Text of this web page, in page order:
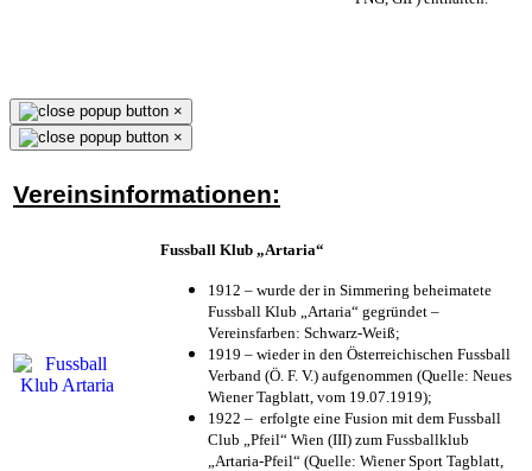
×
×
Vereinsinformationen:
Fussball Klub „Artaria“
1912 – wurde der in Simmering beheimatete
Fussball Klub „Artaria“ gegründet –
Vereinsfarben: Schwarz-Weiß;
1919 – wieder in den Österreichischen Fussball
Verband (Ö. F. V.) aufgenommen (Quelle: Neues
Wiener Tagblatt, vom 19.07.1919);
1922 – erfolgte eine Fusion mit dem Fussball
Club „Pfeil“ Wien (III) zum Fussballklub
„Artaria-Pfeil“ (Quelle: Wiener Sport Tagblatt,